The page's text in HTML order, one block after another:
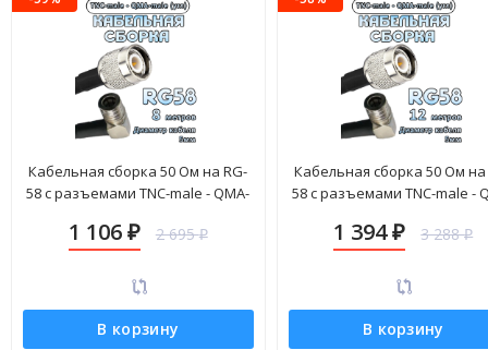
Кабельная сборка 50 Ом на RG-
58 с разъемами TNC-male - QMA-
1 106 ₽ 2 695₽
В корзину
Кабельная сборка 50 Ом на
58 с разъемами TNC-male -
1 394₽ 3 288₽
В корзину